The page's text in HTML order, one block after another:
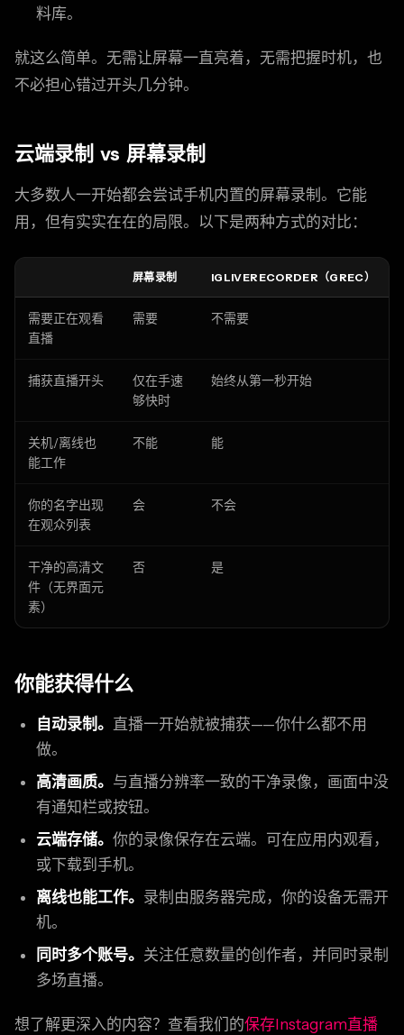
料库。
就这么简单。无需让屏幕一直亮着，无需把握时机，也
不必担心错过开头几分钟。
云端录制 vs 屏幕录制
大多数人一开始都会尝试手机内置的屏幕录制。它能
用，但有实实在在的局限。以下是两种方式的对比：
屏幕录制 IGLIVERECORDER（GREC）
需要正在观看
直播
需要 不需要
捕获直播开头
仅在手速
够快时
始终从第一秒开始
关机/离线也
能工作
不能 能
你的名字出现
在观众列表
会 不会
干净的高清文
件（无界面元
素）
否 是
你能获得什么
自动录制。 直播一开始就被捕获——你什么都不用
做。
高清画质。 与直播分辨率一致的干净录像，画面中没
有通知栏或按钮。
云端存储。 你的录像保存在云端。可在应用内观看，
或下载到手机。
离线也能工作。 录制由服务器完成，你的设备无需开
机。
同时多个账号。 关注任意数量的创作者，并同时录制
多场直播。
想了解更深入的内容？查看我们的保存Instagram直播